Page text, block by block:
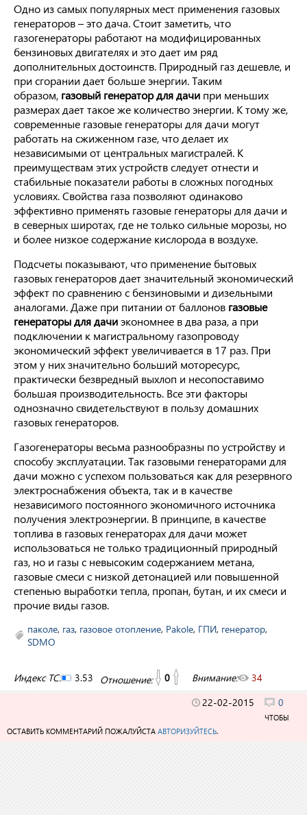
Одно из самых популярных мест применения газовых
генераторов – это дача. Стоит заметить, что
газогенераторы работают на модифицированных
бензиновых двигателях и это дает им ряд
дополнительных достоинств. Природный газ дешевле, и
при сгорании дает больше энергии. Таким
образом, газовый генератор для дачи при меньших
размерах дает такое же количество энергии. К тому же,
современные газовые генераторы для дачи могут
работать на сжиженном газе, что делает их
независимыми от центральных магистралей. К
преимуществам этих устройств следует отнести и
стабильные показатели работы в сложных погодных
условиях. Свойства газа позволяют одинаково
эффективно применять газовые генераторы для дачи и
в северных широтах, где не только сильные морозы, но
и более низкое содержание кислорода в воздухе.
Подсчеты показывают, что применение бытовых
газовых генераторов дает значительный экономический
эффект по сравнению с бензиновыми и дизельными
аналогами. Даже при питании от баллонов газовые
генераторы для дачиэкономнее в два раза, а при
подключении к магистральному газопроводу
экономический эффект увеличивается в 17 раз. При
этом у них значительно больший моторесурс,
практически безвредный выхлоп и несопоставимо
большая производительность. Все эти факторы
однозначно свидетельствуют в пользу домашних
газовых генераторов.
Газогенераторы весьма разнообразны по устройству и
способу эксплуатации. Так газовыми генераторами для
дачи можно с успехом пользоваться как для резервного
электроснабжения объекта, так и в качестве
независимого постоянного экономичного источника
получения электроэнергии. В принципе, в качестве
топлива в газовых генераторах для дачи может
использоваться не только традиционный природный
газ, но и газы с невысоким содержанием метана,
газовые смеси с низкой детонацией или повышенной
степенью выработки тепла, пропан, бутан, и их смеси и
прочие виды газов.
паколе, газ, газовое отопление, Pakole, ГПИ, генератор,
SDMO
Индекс TC: 3.53 Отношение: 0 Внимание:
34
22-02-2015
0
ЧТОБЫ
ОСТАВИТЬ КОММЕНТАРИЙ ПОЖАЛУЙСТА АВТОРИЗУЙТЕСЬ.